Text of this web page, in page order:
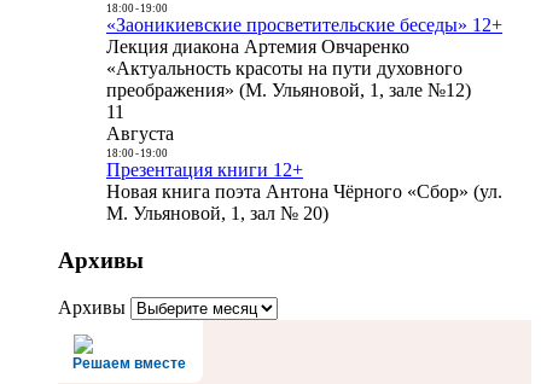
18:00- 19:00
«Заоникиевские просветительские беседы» 12+
Лекция диакона Артемия Овчаренко
«Актуальность красоты на пути духовного
преображения» (М. Ульяновой, 1, зале №12)
11
Августа
18:00- 19:00
Презентация книги 12+
Новая книга поэта Антона Чёрного «Сбор» (ул.
М. Ульяновой, 1, зал № 20)
Архивы
Архивы
Решаем вместе